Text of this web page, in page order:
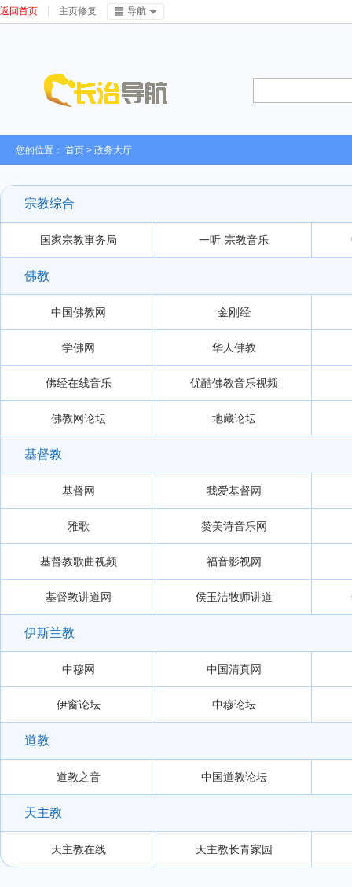
返回首页 主页修复 导航
您的位置： 首页 > 政务大厅
宗教综合
国家宗教事务局 一听-宗教音乐
佛教
中国佛教网 金刚经
学佛网 华人佛教
佛经在线音乐 优酷佛教音乐视频
佛教网论坛 地藏论坛
基督教
基督网 我爱基督网
雅歌 赞美诗音乐网
基督教歌曲视频 福音影视网
基督教讲道网 侯玉洁牧师讲道
伊斯兰教
中穆网 中国清真网
伊窗论坛 中穆论坛
道教
道教之音 中国道教论坛
天主教
天主教在线 天主教长青家园